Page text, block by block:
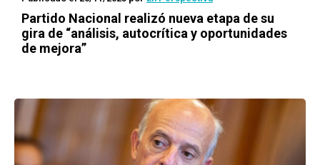
Partido Nacional realizó nueva etapa de su
gira de “análisis, autocrítica y oportunidades
de mejora”